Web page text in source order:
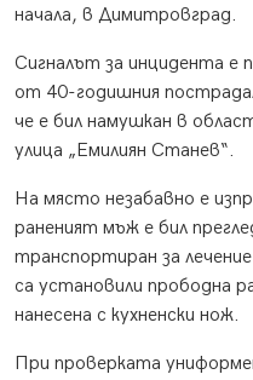
начала, в Димитровград.
Сигналът за инцидента е
от 40-годишния
че е бил намушкан в
улица „Емилиян Станев“.
На място незабавно е
раненият мъж е бил
транспортиран за
са установили прободна
нанесена с кухненски нож.
При проверката